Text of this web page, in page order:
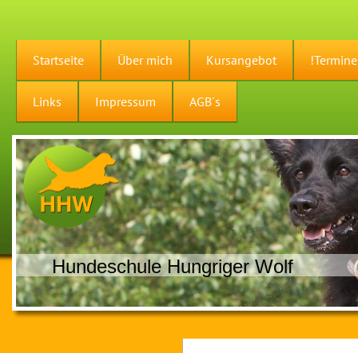
Startseite Über mich Kursangebot
Links Impressum AGB´s
Hundeschule Hungriger Wolf